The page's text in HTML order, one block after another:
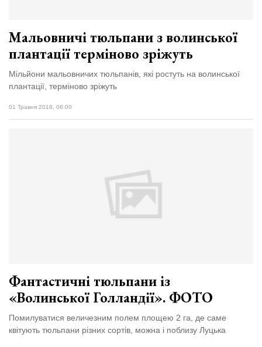
Мальовничі тюльпани з волинської
плантації терміново зріжуть
Мільйони мальовничих тюльпанів, які ростуть на волинської
плантації, терміново зріжуть
01 Травня 2018, 06:00
Фантастичні тюльпани із
«Волинської Голландії». ФОТО
Помилуватися величезним полем площею 2 га, де саме
квітують тюльпани різних сортів, можна і поблизу Луцька